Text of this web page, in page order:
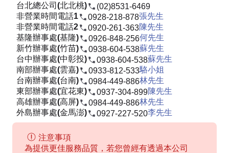
台北總公司(北北桃)
(02)8531-6469
非營業時間電話1
0928-218-878張先生
非營業時間電話2
0920-261-363陳先生
基隆辦事處(基隆)
0926-848-256何先生
新竹辦事處(竹苗)
0938-604-538蘇先生
台中辦事處(中彰投)
0938-604-538蘇先生
南部辦事處(雲嘉)
0933-812-533駱小姐
台南辦事處(台南)
0984-449-886林先生
東部辦事處(宜花東)
0937-304-899陳先生
高雄辦事處(高屏)
0984-449-886林先生
外島辦事處(金馬澎)
0927-227-520李先生
注意事項
為提供更佳服務品質，若您曾經有透過本公司